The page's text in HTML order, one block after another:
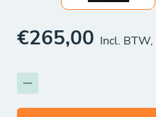
€265,00 Incl. BTW,